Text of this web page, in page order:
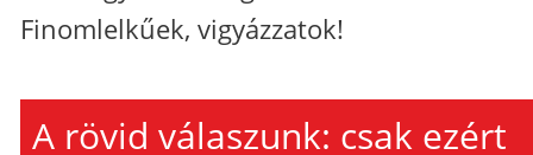
Finomlelkűek, vigyázzatok!
A rövid válaszunk: csak ezért